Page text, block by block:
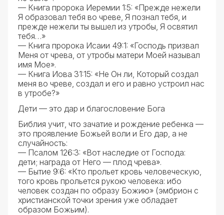
— Книга пророка Иеремии 1:5: «Прежде нежели
Я образовал тебя во чреве, Я познал тебя, и
прежде нежели ты вышел из утробы, Я освятил
тебя…»
— Книга пророка Исаии 49:1: «Господь призвал
Меня от чрева, от утробы матери Моей называл
имя Мое».
— Книга Иова 31:15: «Не Он ли, Который создал
меня во чреве, создал и его и равно устроил нас
в утробе?»
Дети — это дар и благословение Бога
Библия учит, что зачатие и рождение ребенка —
это проявление Божьей воли и Его дар, а не
случайность:
— Псалом 126:3: «Вот наследие от Господа:
дети; награда от Него — плод чрева».
— Бытие 9:6: «Кто прольет кровь человеческую,
того кровь прольется рукою человека: ибо
человек создан по образу Божию» (эмбрион с
христианской точки зрения уже обладает
образом Божьим).